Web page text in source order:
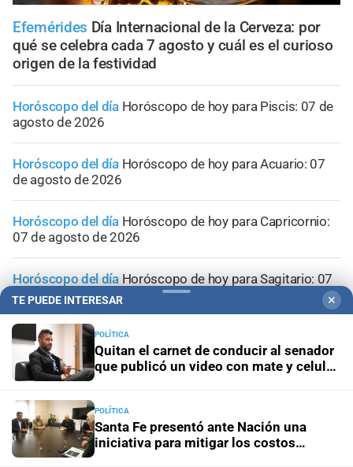
Efemérides Día Internacional de la Cerveza: por
qué se celebra cada 7 agosto y cuál es el curioso
origen de la festividad
Horóscopo del día Horóscopo de hoy para Piscis: 07 de
agosto de 2026
Horóscopo del día Horóscopo de hoy para Acuario: 07
de agosto de 2026
Horóscopo del día Horóscopo de hoy para Capricornio:
07 de agosto de 2026
Horóscopo del día Horóscopo de hoy para Sagitario: 07
de agosto de 2026
TE PUEDE INTERESAR ✕
POLÍTICA
Quitan el carnet de conducir al senador
que publicó un video con mate y celular
POLÍTICA
Santa Fe presentó ante Nación una
iniciativa para mitigar los costos